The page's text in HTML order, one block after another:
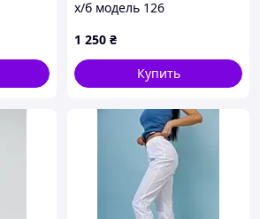
х/б модель 126
1 250 ₴
Купить